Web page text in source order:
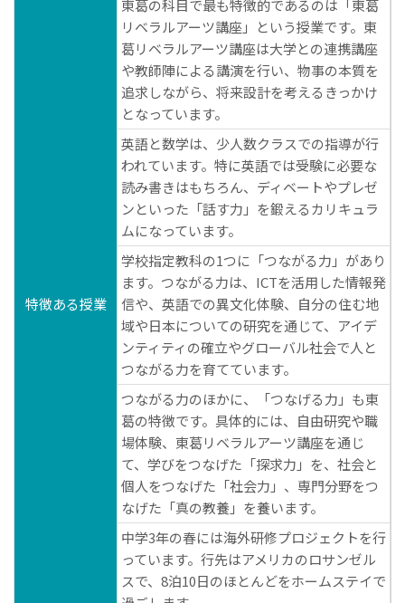
特徴ある授業
東葛の科目で最も特徴的であるのは「東葛
リベラルアーツ講座」という授業です。東
葛リベラルアーツ講座は大学との連携講座
や教師陣による講演を行い、物事の本質を
追求しながら、将来設計を考えるきっかけ
となっています。
英語と数学は、少人数クラスでの指導が行
われています。特に英語では受験に必要な
読み書きはもちろん、ディベートやプレゼ
ンといった「話す力」を鍛えるカリキュラ
ムになっています。
学校指定教科の1つに「つながる力」があり
ます。つながる力は、ICTを活用した情報発
信や、英語での異文化体験、自分の住む地
域や日本についての研究を通じて、アイデ
ンティティの確立やグローバル社会で人と
つながる力を育てています。
つながる力のほかに、「つなげる力」も東
葛の特徴です。具体的には、自由研究や職
場体験、東葛リベラルアーツ講座を通じ
て、学びをつなげた「探求力」を、社会と
個人をつなげた「社会力」、専門分野をつ
なげた「真の教養」を養います。
中学3年の春には海外研修プロジェクトを行
っています。行先はアメリカのロサンゼル
スで、8泊10日のほとんどをホームステイで